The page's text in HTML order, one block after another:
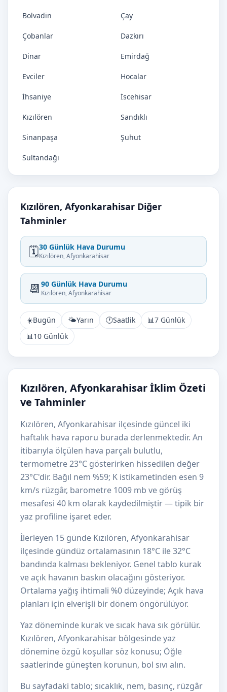
Bolvadin Çay
Çobanlar Dazkırı
Dinar Emirdağ
Evciler Hocalar
İhsaniye İscehisar
Kızılören Sandıklı
Sinanpaşa Şuhut
Sultandağı
Kızılören, Afyonkarahisar Diğer
Tahminler
🗓️30 Günlük Hava Durumu
Kızılören, Afyonkarahisar
📆 90 Günlük Hava Durumu
Kızılören, Afyonkarahisar
☀️Bugün 🌤️Yarın 🕐Saatlik 📊7 Günlük
📊10 Günlük
Kızılören, Afyonkarahisar İklim Özeti
ve Tahminler
Kızılören, Afyonkarahisar ilçesinde güncel iki
haftalık hava raporu burada derlenmektedir. An
itibarıyla ölçülen hava parçalı bulutlu,
termometre 23°C gösterirken hissedilen değer
23°C'dir. Bağıl nem %59; K istikametinden esen 9
km/s rüzgâr, barometre 1009 mb ve görüş
mesafesi 40 km olarak kaydedilmiştir — tipik bir
yaz profiline işaret eder.
İlerleyen 15 günde Kızılören, Afyonkarahisar
ilçesinde gündüz ortalamasının 18°C ile 32°C
bandında kalması bekleniyor. Genel tablo kurak
ve açık havanın baskın olacağını gösteriyor.
Ortalama yağış ihtimali %0 düzeyinde; Açık hava
planları için elverişli bir dönem öngörülüyor.
Yaz döneminde kurak ve sıcak hava sık görülür.
Kızılören, Afyonkarahisar bölgesinde yaz
dönemine özgü koşullar söz konusu; Öğle
saatlerinde güneşten korunun, bol sıvı alın.
Bu sayfadaki tablo; sıcaklık, nem, basınç, rüzgâr